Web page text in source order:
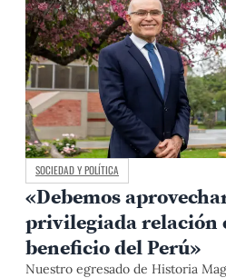
SOCIEDAD Y POLÍTICA
«Debemos
privilegiada relación
beneficio del Perú»
Nuestro egresado de Historia